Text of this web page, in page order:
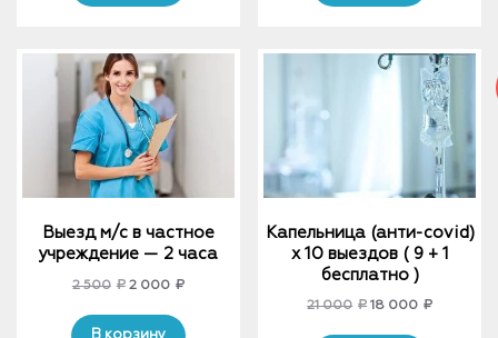
4
4
Выезд м/с в частное
учреждение — 2 часа
2 500 ₽ Original
was:
2 000 ₽Current
is:
В корзину
Капельница (анти-covid)
x 10 выездов ( 9 + 1
бесплатно )
21 000 ₽ Original
18 000 ₽Current